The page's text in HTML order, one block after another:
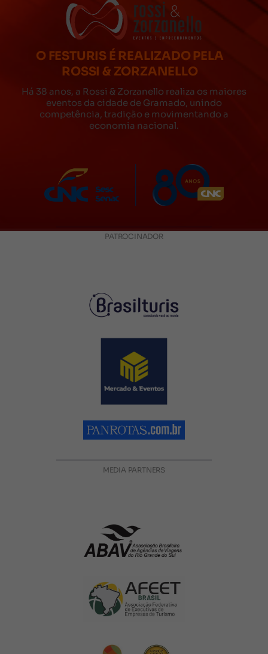
O FESTURIS É REALIZADO PELA
ROSSI & ZORZANELLO
Há 38 anos, a Rossi & Zorzanello realiza os maiores
eventos da cidade de Gramado, unindo
competência, tradição e movimentando a
economia nacional.
PATROCINADOR
MEDIA PARTNERS